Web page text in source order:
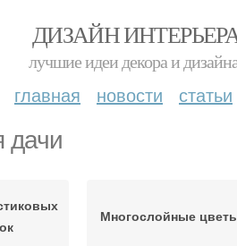
ДИЗАЙН
лучшие идеи декора и
главная новости статьи
дачи
Многослойные